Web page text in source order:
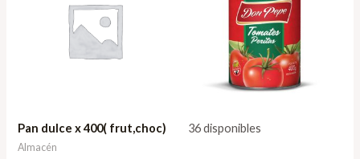
Pan dulce x 400( frut,choc)
Almacén
36 disponibles